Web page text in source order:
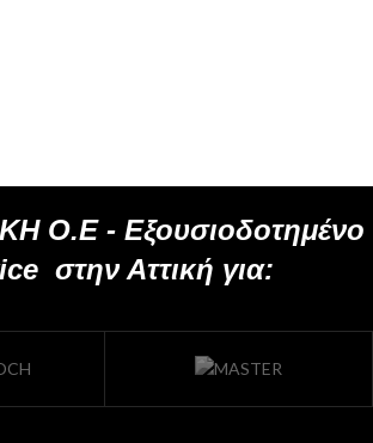
Ο.Ε - Εξουσιοδοτημένο
στην Αττική για: